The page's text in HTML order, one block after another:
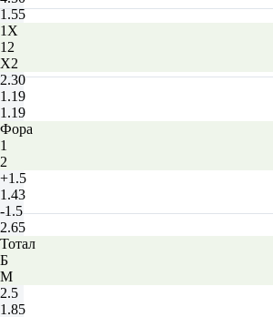
1.55
1X
12
X2
2.30
1.19
1.19
Фора
1
2
+1.5
1.43
-1.5
2.65
Тотал
Б
М
2.5
1.85